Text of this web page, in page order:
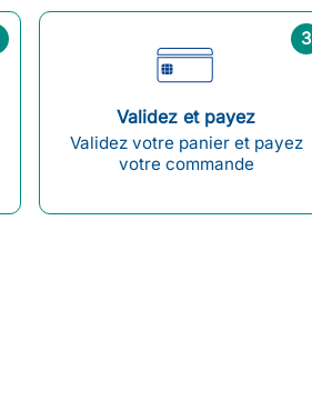
3
Validez et payez
Validez votre panier et payez
votre commande